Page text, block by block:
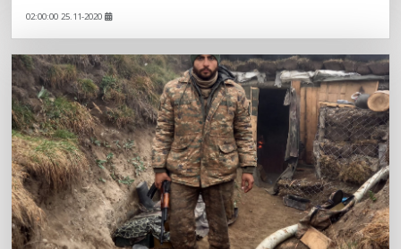
02:00:00 25.11-2020